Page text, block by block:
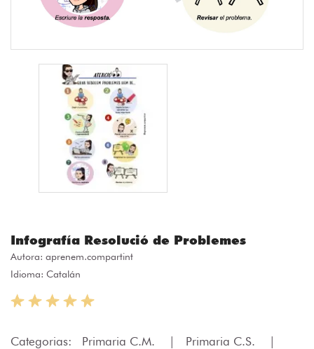
Infografía Resolució de Problemes
Autora: aprenem.compartint
Idioma: Catalán
Categorias: Primaria C.M. | Primaria C.S.
|